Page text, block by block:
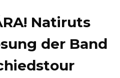
Natiruts
der Band